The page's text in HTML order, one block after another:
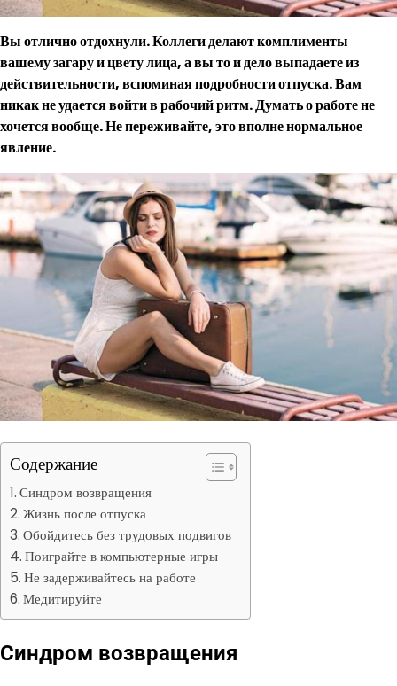
Вы отлично отдохнули. Коллеги делают комплименты
вашему загару и цвету лица, а вы то и дело выпадаете из
действительности, вспоминая подробности отпуска. Вам
никак не удается войти в рабочий ритм. Думать о работе не
хочется вообще. Не переживайте, это вполне нормальное
явление.
Содержание
Синдром возвращения
Жизнь после отпуска
Обойдитесь без трудовых подвигов
Поиграйте в компьютерные игры
Не задерживайтесь на работе
Медитируйте
Синдром возвращения